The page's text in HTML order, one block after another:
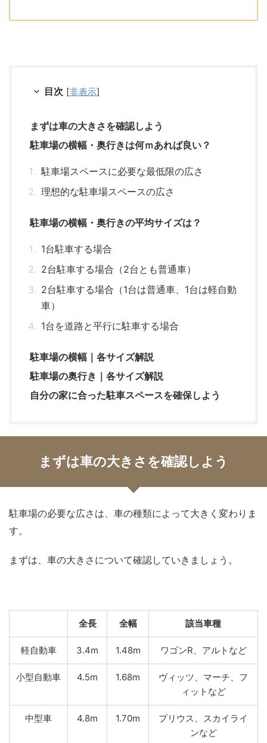
目次 [非表示]
まずは車の大きさを確認しよう
駐車場の横幅・奥行きは何ｍあれば良い？
駐車場スペースに必要な最低限の広さ
理想的な駐車場スペースの広さ
駐車場の横幅・奥行きの平均サイズは？
1台駐車する場合
2台駐車する場合（2台とも普通車）
2台駐車する場合（1台は普通車、1台は軽自動
車）
1台を道路と平行に駐車する場合
駐車場の横幅｜各サイズ解説
駐車場の奥行き｜各サイズ解説
自分の家に合った駐車スペースを確保しよう
まずは車の大きさを確認しよう
駐車場の必要な広さは、車の種類によって大きく変わりま
す。
まずは、車の大きさについて確認していきましょう。
全長 全幅 該当車種
軽自動車 3.4m 1.48m ワゴンR、アルトなど
小型自動車 4.5m 1.68m
ヴィッツ、マーチ、フ
ィットなど
中型車 4.8m 1.70m
プリウス、スカイライ
ンなど